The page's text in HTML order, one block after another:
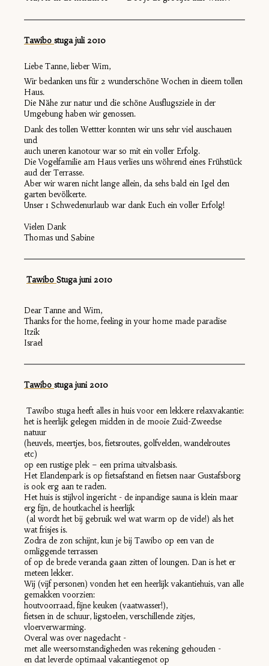
Tawibo stuga juli 2010
Liebe Tanne, lieber Wim,
Wir bedanken uns für 2 wunderschöne Wochen in dieem tollen
Haus.
Die Nähe zur natur und die schöne Ausflugsziele in der
Umgebung haben wir genossen.
Dank des tollen Wettter konnten wir uns sehr viel auschauen
und
auch uneren kanotour war so mit ein voller Erfolg.
Die Vogelfamilie am Haus verlies uns wöhrend eines Frühstück
aud der Terrasse.
Aber wir waren nicht lange allein, da sehs bald ein Igel den
garten bevölkerte.
Unser 1 Schwedenurlaub war dank Euch ein voller Erfolg!
Vielen Dank
Thomas und Sabine
Tawibo Stuga juni2010
Dear Tanne and Wim,
Thanks for the home, feeling in your home made paradise
Itzik
Israel
Tawibo stuga juni 2010
Tawibo stuga heeft alles in huis voor een lekkere relaxvakantie:
het is heerlijk gelegen midden in de mooie Zuid-Zweedse
natuur
(heuvels, meertjes, bos, fietsroutes, golfvelden, wandelroutes
etc)
op een rustige plek – een prima uitvalsbasis.
Het Elandenpark is op fietsafstand en fietsen naar Gustafsborg
is ook erg aan te raden.
Het huis is stijlvol ingericht - de inpandige sauna is klein maar
erg fijn, de houtkachel is heerlijk
(al wordt het bij gebruik wel wat warm op de vide!) als het
wat frisjes is.
Zodra de zon schijnt, kun je bij Tawibo op een van de
omliggende terrassen
of op de brede veranda gaan zitten of loungen. Dan is het er
meteen lekker.
Wij (vijf personen) vonden het een heerlijk vakantiehuis, van alle
gemakken voorzien:
houtvoorraad, fijne keuken (vaatwasser!),
fietsen in de schuur, ligstoelen, verschillende zitjes,
vloerverwarming.
Overal was over nagedacht -
met alle weersomstandigheden was rekening gehouden -
en dat leverde optimaal vakantiegenot op